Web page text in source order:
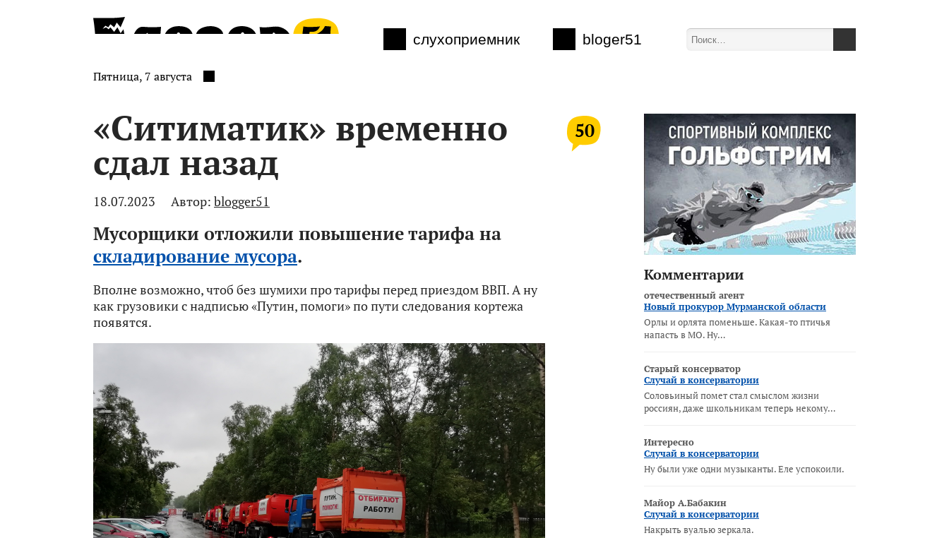
слухоприемник bloger51
Пятница, 7 августа
«Ситиматик» временно
сдал назад
50
18.07.2023 Автор: blogger51
Мусорщики отложили повышение тарифа на
складирование мусора.
Вполне возможно, чтоб без шумихи про тарифы перед приездом ВВП. А ну
как грузовики с надписью «Путин, помоги» по пути следования кортежа
появятся.
Комментарии
отечественный агент
Новый прокурор Мурманской области
Орлы и орлята поменьше. Какая-то птичья
напасть в МО. Ну…
Старый консерватор
Случай в консерватории
Соловьиный помет стал смыслом жизни
россиян, даже школьникам теперь некому…
Интересно
Случай в консерватории
Ну были уже одни музыканты. Еле успокоили.
Майор А.Бабакин
Случай в консерватории
Накрыть вуалью зеркала.